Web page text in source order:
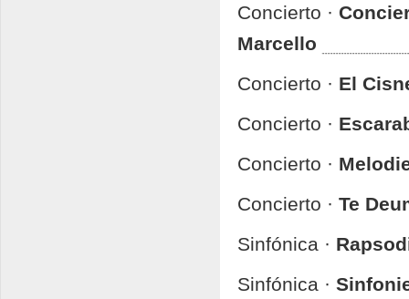
Concierto ·
Marcello
Concierto · El
Concierto ·
Concierto ·
Concierto · Te
Sinfónica ·
Sinfónica ·